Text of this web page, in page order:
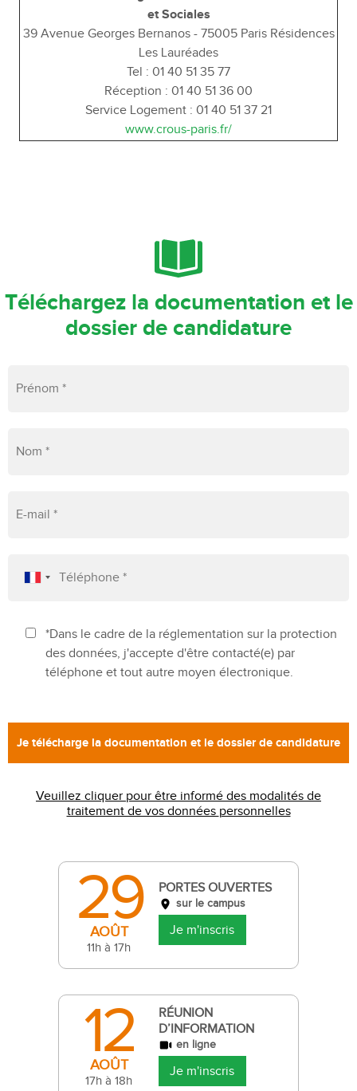
et Sociales
39 Avenue Georges Bernanos - 75005 Paris Résidences
Les Lauréades
Tel : 01 40 51 35 77
Réception : 01 40 51 36 00
Service Logement : 01 40 51 37 21
www.crous-paris.fr/
Téléchargez la documentation et le
dossier de candidature
*Dans le cadre de la réglementation sur la protection
des données, j'accepte d'être contacté(e) par
téléphone et tout autre moyen électronique.
Veuillez cliquer pour être informé des modalités de
traitement de vos données personnelles
29
AOÛT
11h à 17h
PORTES OUVERTES
sur le campus
Je m'inscris
12
AOÛT
17h à 18h
RÉUNION
D’INFORMATION
en ligne
Je m'inscris